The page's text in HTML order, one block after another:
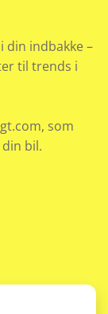
din indbakke –
til trends i
som
bil.